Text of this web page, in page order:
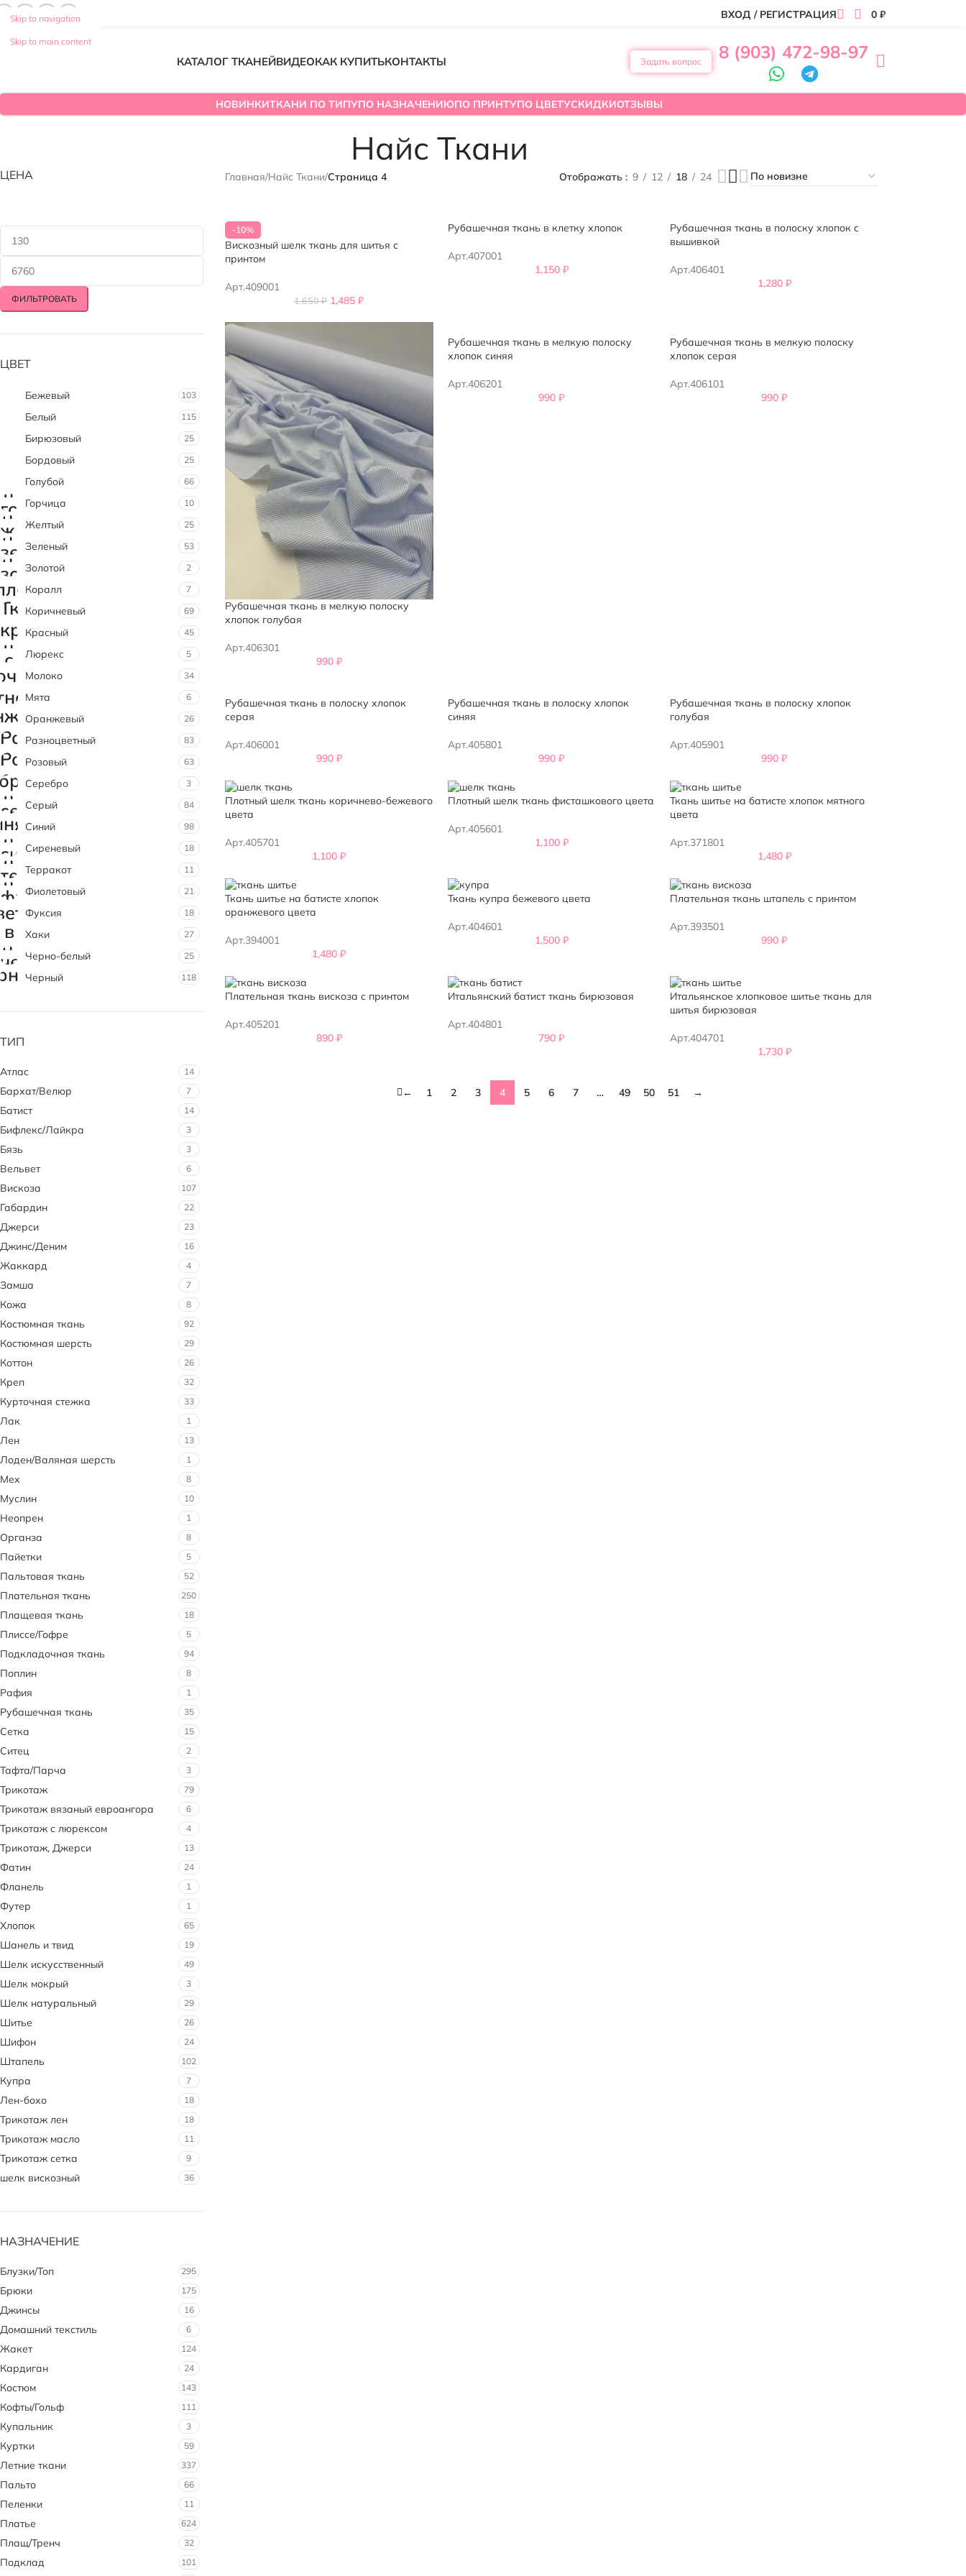
Skip to navigation
Skip to main content
ВХОД / РЕГИСТРАЦИЯ 0 ₽
КАТАЛОГ ТКАНЕЙВИДЕОКАК КУПИТЬКОНТАКТЫ Задать вопрос 8 (903) 472-98-97
НОВИНКИТКАНИ ПО ТИПУПО НАЗНАЧЕНИЮПО ПРИНТУПО ЦВЕТУСКИДКИОТЗЫВЫ
Найс Ткани
ЦЕНА
ФИЛЬТРОВАТЬ
ЦВЕТ
Бежевый 103
Белый 115
Бирюзовый 25
Бордовый 25
Голубой 66
Горчица 10
Желтый 25
Зеленый 53
Золотой 2
Коралл 7
Коричневый 69
Красный 45
Люрекс 5
Молоко 34
Мята 6
Оранжевый 26
Разноцветный 83
Розовый 63
Серебро 3
Серый 84
Синий 98
Сиреневый 18
Терракот 11
Фиолетовый 21
Фуксия 18
Хаки 27
Черно-белый 25
Черный 118
ТИП
Атлас 14
Бархат/Велюр 7
Батист 14
Бифлекс/Лайкра 3
Бязь 3
Вельвет 6
Вискоза 107
Габардин 22
Джерси 23
Джинс/Деним 16
Жаккард 4
Замша 7
Кожа 8
Костюмная ткань 92
Костюмная шерсть 29
Коттон 26
Креп 32
Курточная стежка 33
Лак 1
Лен 13
Лоден/Валяная шерсть 1
Мех 8
Муслин 10
Неопрен 1
Органза 8
Пайетки 5
Пальтовая ткань 52
Плательная ткань 250
Плащевая ткань 18
Плиссе/Гофре 5
Подкладочная ткань 94
Поплин 8
Рафия 1
Рубашечная ткань 35
Сетка 15
Ситец 2
Тафта/Парча 3
Трикотаж 79
Трикотаж вязаный евроангора 6
Трикотаж с люрексом 4
Трикотаж, Джерси 13
Фатин 24
Фланель 1
Футер 1
Хлопок 65
Шанель и твид 19
Шелк искусственный 49
Шелк мокрый 3
Шелк натуральный 29
Шитье 26
Шифон 24
Штапель 102
Купра 7
Лен-бохо 18
Трикотаж лен 18
Трикотаж масло 11
Трикотаж сетка 9
шелк вискозный 36
НАЗНАЧЕНИЕ
Блузки/Топ 295
Брюки 175
Джинсы 16
Домашний текстиль 6
Жакет 124
Кардиган 24
Костюм 143
Кофты/Гольф 111
Купальник 3
Куртки 59
Летние ткани 337
Пальто 66
Пеленки 11
Платье 624
Плащ/Тренч 32
Подклад 101
Главная/Найс Ткани/Страница 4 Отображать 9 12 18 24
-10%
Вискозный шелк ткань для шитья с
принтом
Арт.409001
1,650₽ 1,485₽
Рубашечная ткань в клетку хлопок
Арт.407001
1,150 ₽
Рубашечная ткань в полоску хлопок c
вышивкой
Арт.406401
1,280 ₽
Рубашечная ткань в мелкую полоску
хлопок голубая
Арт.406301
990 ₽
Рубашечная ткань в мелкую полоску
хлопок синяя
Арт.406201
990₽
Рубашечная ткань в мелкую полоску
хлопок серая
Арт.406101
990₽
Рубашечная ткань в полоску хлопок
серая
Арт.406001
990 ₽
Рубашечная ткань в полоску хлопок
синяя
Арт.405801
990₽
Рубашечная ткань в полоску хлопок
голубая
Арт.405901
990₽
Плотный шелк ткань коричнево-бежевого
цвета
Арт.405701
1,100₽
Плотный шелк ткань фисташкового цвета
Арт.405601
1,100 ₽
Ткань шитье на батисте хлопок мятного
цвета
Арт.371801
1,480 ₽
Ткань шитье на батисте хлопок
оранжевого цвета
Арт.394001
1,480₽
Ткань купра бежевого цвета
Арт.404601
1,500 ₽
Плательная ткань штапель с принтом
Арт.393501
990₽
Плательная ткань вискоза с принтом
Арт.405201
890 ₽
Итальянский батист ткань бирюзовая
Арт.404801
790₽
Итальянское хлопковое шитье ткань для
шитья бирюзовая
Арт.404701
1,730 ₽
← 1 2 3 4 5 6 7 … 49 50 51 →